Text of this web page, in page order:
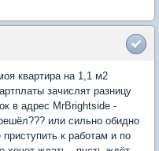
квартира на 1,1 м2
зачислят разницу
в адрес MrBrightside -
или сильно обидно
к работам и по